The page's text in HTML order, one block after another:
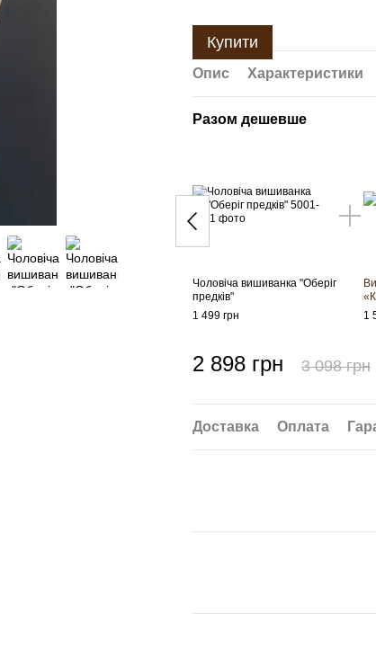
Купити
Опис Характеристики
Разом дешевше
Чоловіча вишиванка "Оберіг
предків"
1 499 грн
1
2 898 грн 3 098 грн
Доставка Оплата